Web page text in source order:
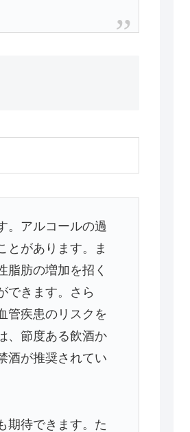
。アルコールの過
とがあります。ま
脂肪の増加を招く
できます。さら
管疾患のリスクを
、節度ある飲酒か
酒が推奨されてい
期待できます。た